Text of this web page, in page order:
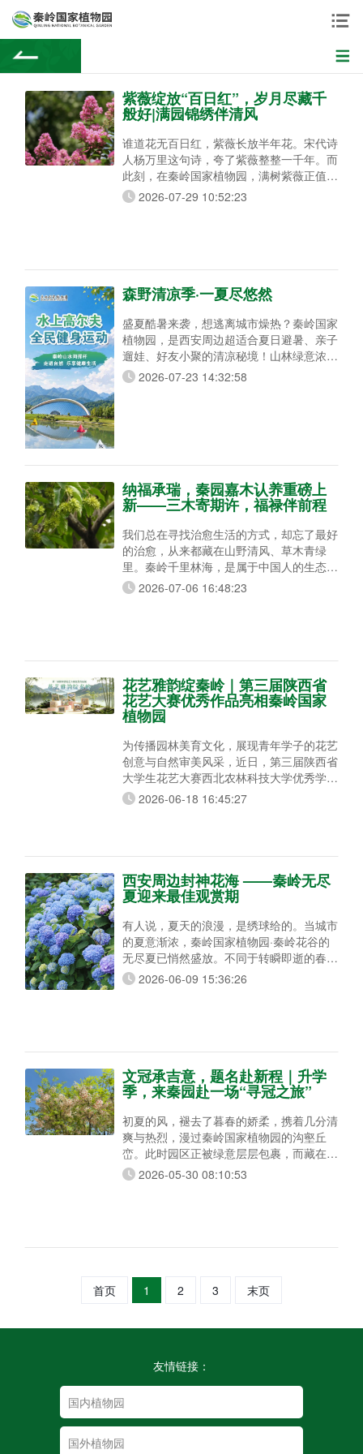
紫薇绽放“百日红”，岁月尽藏千
般好|满园锦绣伴清风
谁道花无百日红，紫薇长放半年花。宋代诗
人杨万里这句诗，夸了紫薇整整一千年。而
此刻，在秦岭国家植物园，满树紫薇正值盛
放期——紫薇、银薇、赤薇、翠薇，一团团
花穗缀满枝头，从盛夏一路开到清秋，整整
花色，而是一个谁试谁乐的趣味——摸一下
树干，整棵树
2026-07-29 10:52:23
森野清凉季·一夏尽悠然
盛夏酷暑来袭，想逃离城市燥热？秦岭国家
植物园，是西安周边超适合夏日避暑、亲子
遛娃、好友小聚的清凉秘境！山林绿意浓
郁、溪水清凉宜人，集合水上高尔夫、亲水
戏水、树荫品茗、山野露营、云岭飞车多元
可直接挥杆将球打入湖面，视野绝佳。
2026-07-23 14:32:58
纳福承瑞，秦园嘉木认养重磅上
新——三木寄期许，福禄伴前程
我们总在寻找治愈生活的方式，却忘了最好
的治愈，从来都藏在山野清风、草木青绿
里。秦岭千里林海，是属于中国人的生态秘
境。春有繁花漫山，夏有浓荫蔽日，秋有层
林尽染，冬有静雪栖枝。这片生生不息的绿
岁岁年年，它替你扎根山林，迎风生长、四
季常青。 本次新增认养，我们精选了三种
气质截然
2026-07-06 16:48:23
花艺雅韵绽秦岭｜第三届陕西省
花艺大赛优秀作品亮相秦岭国家
植物园
为传播园林美育文化，展现青年学子的花艺
创意与自然审美风采，近日，第三届陕西省
大学生花艺大赛西北农林科技大学优秀学生
作品展在秦岭国家植物园精彩亮相。本次精
选40幅西农学子优秀花艺代表作集中展
“以花会友，以友养情”为宗旨，由陕西省风
景园林学会主办，西北农林科技大学、陕西
基泰都市新农业有限公司联合承办，汇聚全
省多
2026-06-18 16:45:27
西安周边封神花海 ——秦岭无尽
夏迎来最佳观赏期
有人说，夏天的浪漫，是绣球给的。当城市
的夏意渐浓，秦岭国家植物园·秦岭花谷的
无尽夏已悄然盛放。不同于转瞬即逝的春日
繁花，它是独属于盛夏的温柔——花开无绝
期，浪漫夏无尽。从初夏浅浅绽放，一直绵
何秦岭这片花海能伴我们走过整夏？秘诀便
是无尽夏，妥妥的绣球花期王
2026-06-09 15:36:26
文冠承吉意，题名赴新程｜升学
季，来秦园赴一场“寻冠之旅”
初夏的风，褪去了暮春的娇柔，携着几分清
爽与热烈，漫过秦岭国家植物园的沟壑丘
峦。此时园区正被绿意层层包裹，而藏在林
间坡地的文冠果，正褪去初绽的青涩，以花
叶共生的雅致姿态，成为初夏最动人的一抹
灵 漫步秦岭国家植物园，若在林间偶遇一
2026-05-30 08:10:53
首页 1 2 3 末页
友情链接：